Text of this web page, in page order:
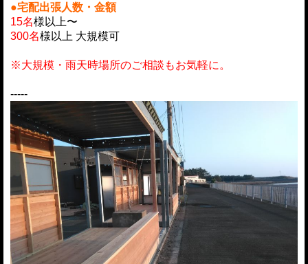
●宅配出張人数・金額
15名様以上〜
300名様以上 大規模可
※大規模・雨天時場所のご相談もお気軽に。
-----